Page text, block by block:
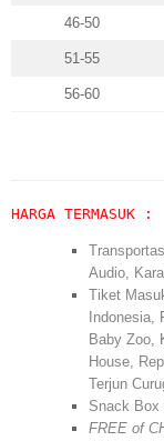
46-50
51-55
56-60
HARGA TERMASUK :
Audio,
Tiket
Indonesia,
Baby Zoo,
House,
Terjun
Snack Box
FREE of